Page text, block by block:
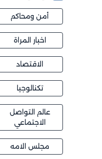
أمن ومحاكم
اخبار المراة
الاقتصاد
تكنالوجيا
عالم التواصل
الاجتماعي
مجلس الامه